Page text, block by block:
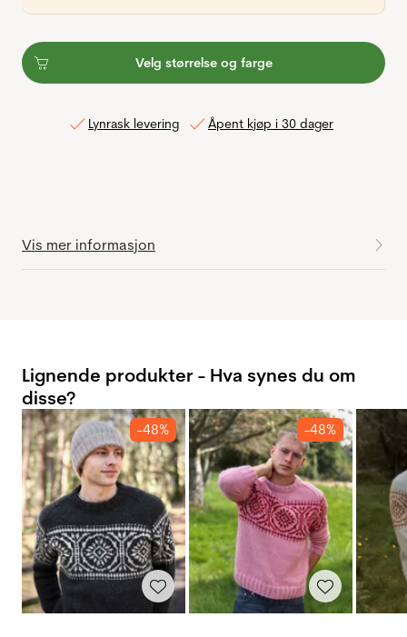
Velg størrelse og farge
Lynrask levering Åpent kjøp i 30 dager
Vis mer informasjon
Lignende produkter - Hva synes du om
disse?
-48% -48%